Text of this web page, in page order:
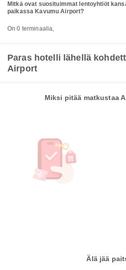
Mitkä ovat suosituimmat lentoyhtiöt
paikassa Kavumu Airport?
On 0 terminaalia,
Paras hotelli lähellä
Airport
Miksi pitää matkustaa
Älä jää